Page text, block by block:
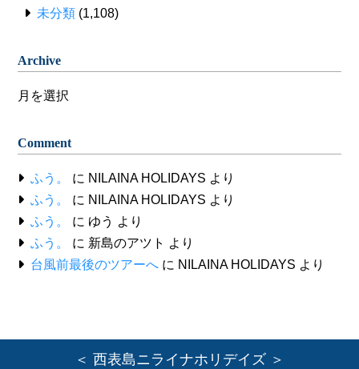
未分類 (1,108)
Archive
Archive
Comment
ふう。 に NILAINA HOLIDAYS より
ふう。
に NILAINA HOLIDAYS より
ふう。
に ゆう より
ふう。
に 新島のアツト より
台風前最後のツアーへ に NILAINA HOLIDAYS より
＜ 西表島ニライナホリデイズ ＞